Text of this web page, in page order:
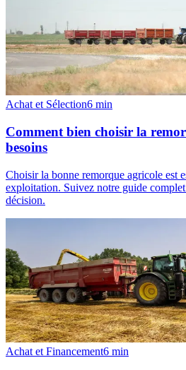
Achat et Sélection6 min
Comment bien choisir la
besoins
Choisir la bonne remorque agricole est
exploitation. Suivez notre guide
décision.
Achat et Financement6 min